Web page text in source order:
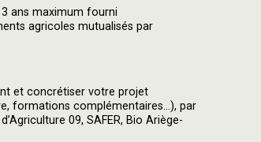
ans maximum fourni
agricoles mutualisés par
et concrétiser votre projet
formations complémentaires...), par
09, SAFER, Bio Ariège-